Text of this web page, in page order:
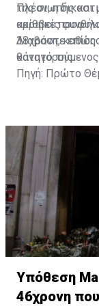
της σιωπής και
κρίθηκε
Πλέον, η
ακριβείς
38χρονη, καθώς
θάνατό της.
Διαβάστε
Πηγή: Πρώτο
Υπόθεση
46χρονη που